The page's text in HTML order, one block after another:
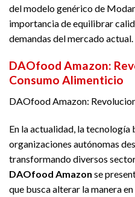
del modelo genérico de
importancia de equilibrar
demandas del mercado actual.
DAOfood Amazon:
Consumo Alimenticio
DAOfood Amazon:
En la actualidad, la
organizaciones autónomas
transformando diversos
DAOfood Amazon se
que busca alterar la manera